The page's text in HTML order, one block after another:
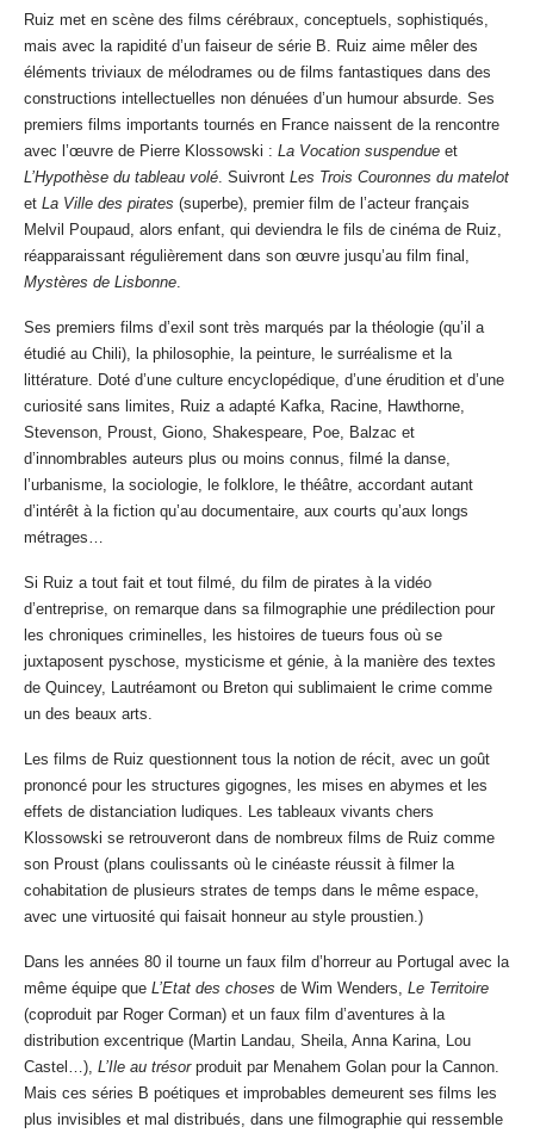
Ruiz met en scène des films cérébraux, conceptuels, sophistiqués,
mais avec la rapidité d’un faiseur de série B. Ruiz aime mêler des
éléments triviaux de mélodrames ou de films fantastiques dans des
constructions intellectuelles non dénuées d’un humour absurde. Ses
premiers films importants tournés en France naissent de la rencontre
avec l’œuvre de Pierre Klossowski : La Vocation suspendue et
L’Hypothèse du tableau volé. Suivront Les Trois Couronnes du matelot
et La Ville des pirates (superbe), premier film de l’acteur français
Melvil Poupaud, alors enfant, qui deviendra le fils de cinéma de Ruiz,
réapparaissant régulièrement dans son œuvre jusqu’au film final,
Mystères de Lisbonne.
Ses premiers films d’exil sont très marqués par la théologie (qu’il a
étudié au Chili), la philosophie, la peinture, le surréalisme et la
littérature. Doté d’une culture encyclopédique, d’une érudition et d’une
curiosité sans limites, Ruiz a adapté Kafka, Racine, Hawthorne,
Stevenson, Proust, Giono, Shakespeare, Poe, Balzac et
d’innombrables auteurs plus ou moins connus, filmé la danse,
l’urbanisme, la sociologie, le folklore, le théâtre, accordant autant
d’intérêt à la fiction qu’au documentaire, aux courts qu’aux longs
métrages…
Si Ruiz a tout fait et tout filmé, du film de pirates à la vidéo
d’entreprise, on remarque dans sa filmographie une prédilection pour
les chroniques criminelles, les histoires de tueurs fous où se
juxtaposent pyschose, mysticisme et génie, à la manière des textes
de Quincey, Lautréamont ou Breton qui sublimaient le crime comme
un des beaux arts.
Les films de Ruiz questionnent tous la notion de récit, avec un goût
prononcé pour les structures gigognes, les mises en abymes et les
effets de distanciation ludiques. Les tableaux vivants chers
Klossowski se retrouveront dans de nombreux films de Ruiz comme
son Proust (plans coulissants où le cinéaste réussit à filmer la
cohabitation de plusieurs strates de temps dans le même espace,
avec une virtuosité qui faisait honneur au style proustien.)
Dans les années 80 il tourne un faux film d’horreur au Portugal avec la
même équipe que L’Etat des choses de Wim Wenders, Le Territoire
(coproduit par Roger Corman) et un faux film d’aventures à la
distribution excentrique (Martin Landau, Sheila, Anna Karina, Lou
Castel…), L’Ile au trésorproduit par Menahem Golan pour la Cannon.
Mais ces séries B poétiques et improbables demeurent ses films les
plus invisibles et mal distribués, dans une filmographie qui ressemble